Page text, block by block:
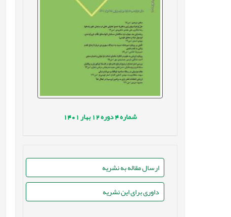
شماره دوره بهار1401
ارسال مقاله به نشریه
داوری برای این نشریه